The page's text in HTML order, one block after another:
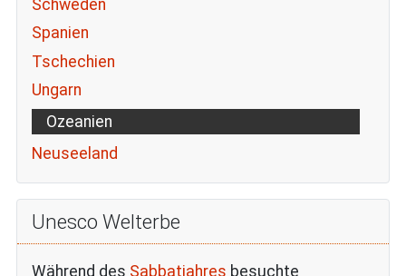
Schweden
Spanien
Tschechien
Ungarn
Ozeanien
Neuseeland
Unesco Welterbe
Während des Sabbatjahres besuchte